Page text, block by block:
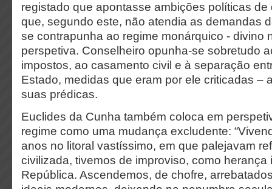
registado que apontasse ambições políticas de
que, segundo este, não atendia as demandas
se contrapunha ao regime monárquico - divino
perspetiva. Conselheiro opunha-se sobretudo
impostos, ao casamento civil e à separação
Estado, medidas que eram por ele criticadas –
suas prédicas.
Euclides da Cunha também coloca em
regime como uma mudança excludente:
anos no litoral vastíssimo, em que palejavam
civilizada, tivemos de improviso, como herança
República. Ascendemos, de chofre,